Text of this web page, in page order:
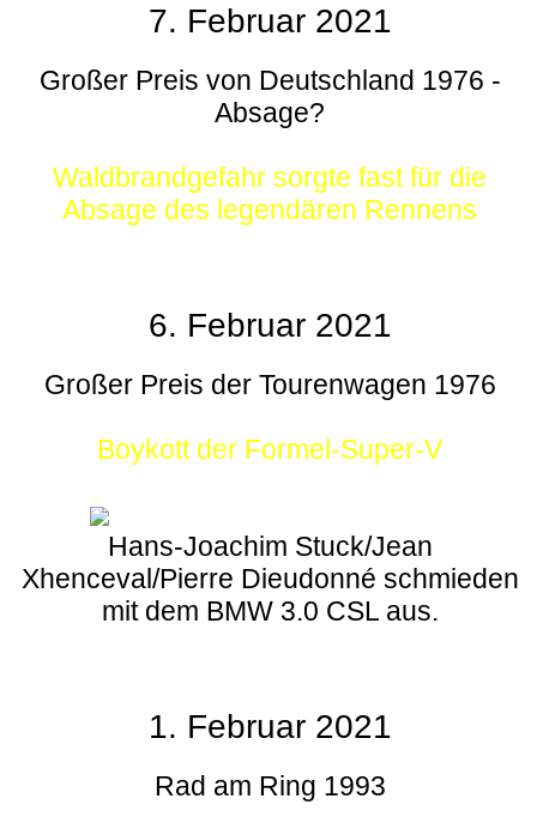
7. Februar 2021
Großer Preis von Deutschland 1976 -
Absage?
Waldbrandgefahr sorgte fast für die
Absage des legendären Rennens
6. Februar 2021
Großer Preis der Tourenwagen 1976
Boykott der Formel-Super-V
Hans-Joachim Stuck/Jean
Xhenceval/Pierre Dieudonné schmieden
mit dem BMW 3.0 CSL aus.
1. Februar 2021
Rad am Ring 1993